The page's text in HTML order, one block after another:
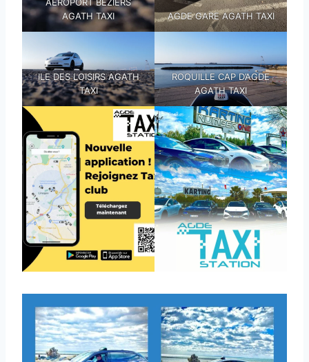
AEROPORT BEZIERS
AGATH TAXI
AGDE GARE AGATH TAXI
ILE DES LOISIRS AGATH
TAXI
ROQUILLE CAP D’AGDE
AGATH TAXI